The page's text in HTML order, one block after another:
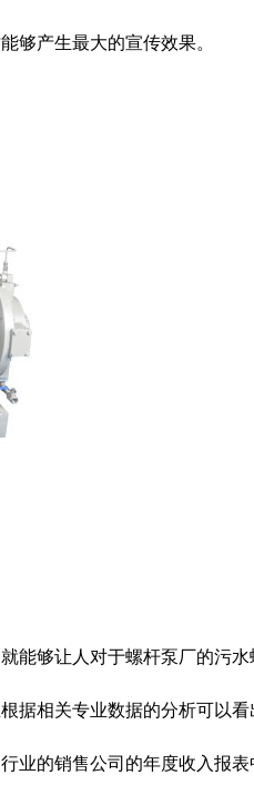
够产生最大的宣传效果。
够让人对于螺杆泵厂的污水
据相关专业数据的分析可以
业的销售公司的年度收入报